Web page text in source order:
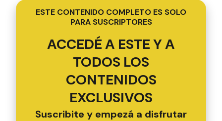
ESTE CONTENIDO COMPLETO ES SOLO
PARA SUSCRIPTORES
ACCEDÉ A ESTE Y A
TODOS LOS
CONTENIDOS
EXCLUSIVOS
Suscribite y empezá a disfrutar